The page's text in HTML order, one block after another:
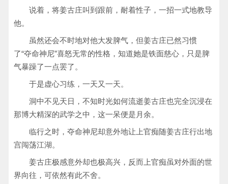
说着，将姜古庄叫到跟前，耐着性子，一招一式地教导
他。
虽然还会不时地对他大发脾气，但姜古庄已然习惯
了“夺命神尼”喜怒无常的性格，知道她是铁面慈心，只是脾
气暴躁了一点罢了。
于是虚心习练，一天又一天。
洞中不见天日，不知时光如何流逝姜古庄也完全沉浸在
那博大精深的武学之中，这一呆便是月余。
临行之时，夺命神尼却意外地让上官痴随姜古庄行出地
宫闯荡江湖。
姜古庄极感意外却也极高兴，反而上官痴虽对外面的世
界向往，可依然有此不舍。